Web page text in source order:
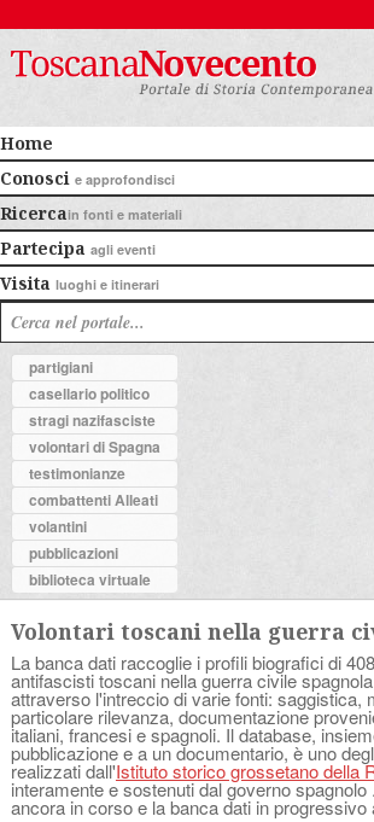
Home
Conosci e approfondisci
Ricercain fonti e materiali
Partecipa agli eventi
Visita luoghi e itinerari
partigiani
casellario politico
stragi nazifasciste
volontari di Spagna
testimonianze
combattenti Alleati
volantini
pubblicazioni
biblioteca virtuale
Volontari toscani nella guerra
La banca dati raccoglie i profili biografici di
antifascisti toscani nella guerra civile
attraverso l'intreccio di varie fonti: saggistica,
particolare rilevanza, documentazione
italiani, francesi e spagnoli. Il database,
pubblicazione e a un documentario, è uno
realizzati dall'Istituto storico grossetano della
interamente e sostenuti dal governo
ancora in corso e la banca dati in progressivo